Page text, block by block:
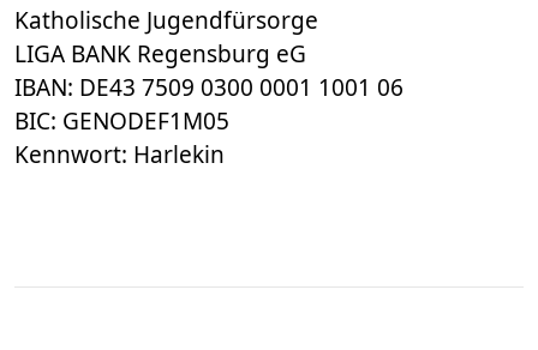
Katholische Jugendfürsorge
​​​​​​​LIGA BANK Regensburg eG​
IBAN: DE43 7509 0300 0001 1001 06
​​​​​​​BIC: GENODEF1M05
​​​​​​​Kennwort: Harlekin